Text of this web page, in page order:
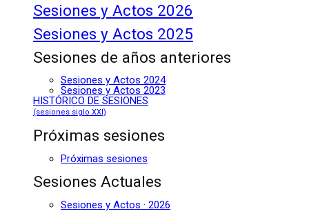
Sesiones y Actos 2026
Sesiones y Actos 2025
Sesiones de años anteriores
Sesiones y Actos 2024
Sesiones y Actos 2023
HISTÓRICO DE SESIONES
(sesiones siglo XXI)
Próximas sesiones
Próximas sesiones
Sesiones Actuales
Sesiones y Actos · 2026